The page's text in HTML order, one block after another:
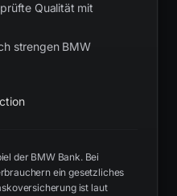
Qualität mit
strengen BMW
der BMW Bank. Bei
ein gesetzliches
ist laut